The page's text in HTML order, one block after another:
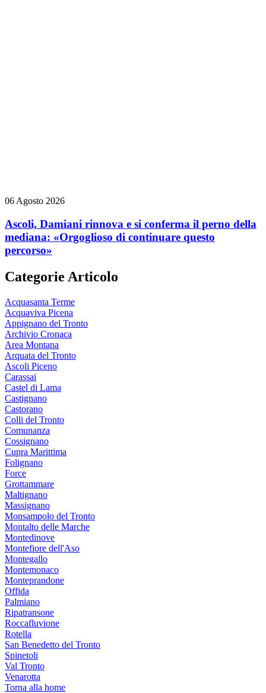
06 Agosto 2026
Ascoli, Damiani rinnova e si conferma il perno della
mediana: «Orgoglioso di continuare questo
percorso»
Categorie Articolo
Acquasanta Terme
Acquaviva Picena
Appignano del Tronto
Archivio Cronaca
Area Montana
Arquata del Tronto
Ascoli Piceno
Carassai
Castel di Lama
Castignano
Castorano
Colli del Tronto
Comunanza
Cossignano
Cupra Marittima
Folignano
Force
Grottammare
Maltignano
Massignano
Monsampolo del Tronto
Montalto delle Marche
Montedinove
Montefiore dell'Aso
Montegallo
Montemonaco
Monteprandone
Offida
Palmiano
Ripatransone
Roccafluvione
Rotella
San Benedetto del Tronto
Spinetoli
Val Tronto
Venarotta
Torna alla home